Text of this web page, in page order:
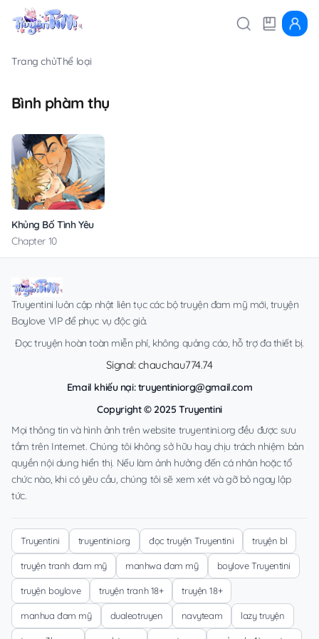
Trang chủThể loại
Bình phàm thụ
Khủng Bố Tình Yêu Thanh Thuần
Chapter 10
Truyentini luôn cập nhật liên tục các bộ truyện đam mỹ mới, truyện
Boylove VIP để phục vụ độc giả.
Đọc truyện hoàn toàn miễn phí, không quảng cáo, hỗ trợ đa thiết bị.
Signal: chauchau774.74
Email khiếu nại:truyentiniorg@gmail.com
Copyright © 2025 Truyentini
Mọi thông tin và hình ảnh trên website truyentini.org đều được sưu
tầm trên Internet. Chúng tôi không sở hữu hay chịu trách nhiệm bản
quyền nội dung hiển thị. Nếu làm ảnh hưởng đến cá nhân hoặc tổ
chức nào, khi có yêu cầu, chúng tôi sẽ xem xét và gỡ bỏ ngay lập
tức.
Truyentini truyentini.org đọc truyện Truyentini truyện bl
truyện tranh đam mỹ manhwa đam mỹ boylove Truyentini
truyện boylove truyện tranh 18+ truyện 18+
manhua đam mỹ dualeotruyen navyteam lazy truyện